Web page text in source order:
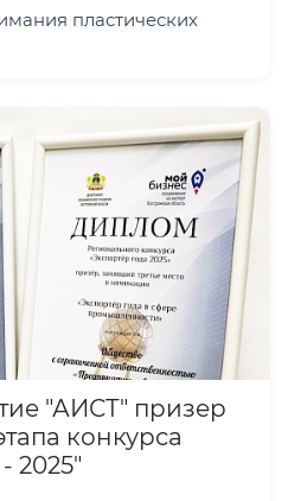
пластических
"АИСТ" призер
конкурса
2025"